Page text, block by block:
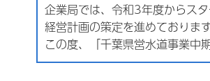
企業局では、令和3年度からス
経営計画の策定を進めております
この度、「千葉県営水道事業中